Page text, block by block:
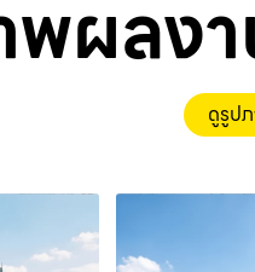
ผลง
ดูรูป